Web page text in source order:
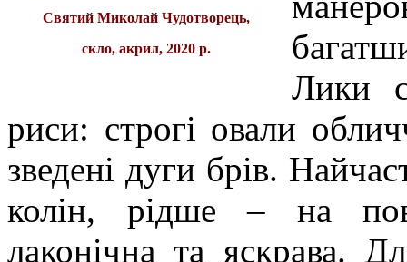
Святий Миколай Чудотворець,
скло, акрил, 2020 р.
Лики
риси: строгі овали
зведені дуги брів.
колін, рідше – на
лаконічна та яскрава.